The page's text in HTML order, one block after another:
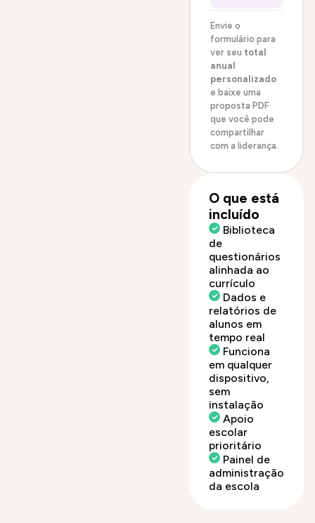
Envie o
formulário para
ver seu total
anual
personalizado
e baixe uma
proposta PDF
que você pode
compartilhar
com a liderança.
O que está
incluído
Biblioteca
de
questionários
alinhada ao
currículo
Dados e
relatórios de
alunos em
tempo real
Funciona
em qualquer
dispositivo,
sem
instalação
Apoio
escolar
prioritário
Painel de
administração
da escola